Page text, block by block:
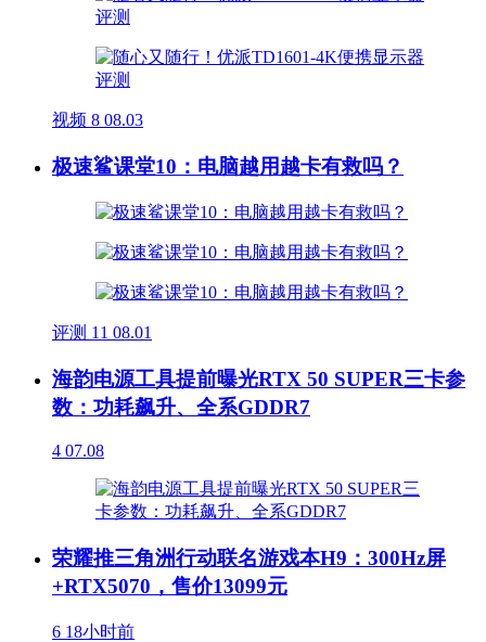
视频 8 08.03
极速鲨课堂10：电脑越用越卡有救吗？
评测 11 08.01
海韵电源工具提前曝光RTX 50 SUPER三卡参
数：功耗飙升、全系GDDR7
4 07.08
荣耀推三角洲行动联名游戏本H9：300Hz屏
+RTX5070，售价13099元
6 18小时前